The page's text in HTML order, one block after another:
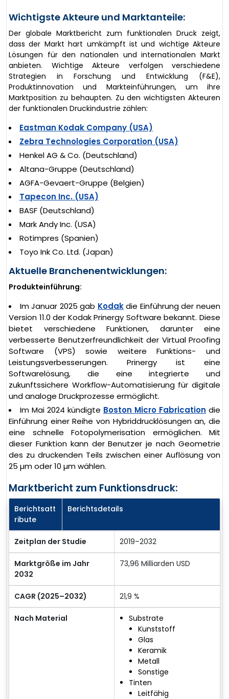
Wichtigste Akteure und Marktanteile:
Der globale Marktbericht zum funktionalen Druck zeigt,
dass der Markt hart umkämpft ist und wichtige Akteure
Lösungen für den nationalen und internationalen Markt
anbieten. Wichtige Akteure verfolgen verschiedene
Strategien in Forschung und Entwicklung (F&E),
Produktinnovation und Markteinführungen, um ihre
Marktposition zu behaupten. Zu den wichtigsten Akteuren
der funktionalen Druckindustrie zählen:
Eastman Kodak Company (USA)
Zebra Technologies Corporation (USA)
Henkel AG & Co. (Deutschland)
Altana-Gruppe (Deutschland)
AGFA-Gevaert-Gruppe (Belgien)
Tapecon Inc. (USA)
BASF (Deutschland)
Mark Andy Inc. (USA)
Rotimpres (Spanien)
Toyo Ink Co. Ltd. (Japan)
Aktuelle Branchenentwicklungen:
Produkteinführung:
Im Januar 2025 gab Kodakdie Einführung der neuen
Version 11.0 der Kodak Prinergy Software bekannt. Diese
bietet verschiedene Funktionen, darunter eine
verbesserte Benutzerfreundlichkeit der Virtual Proofing
Software (VPS) sowie weitere Funktions- und
Leistungsverbesserungen. Prinergy ist eine
Softwarelösung, die eine integrierte und
zukunftssichere Workflow-Automatisierung für digitale
und analoge Druckprozesse ermöglicht.
Im Mai 2024 kündigte Boston Micro Fabrication die
Einführung einer Reihe von Hybriddrucklösungen an, die
eine schnelle Fotopolymerisation ermöglichen. Mit
dieser Funktion kann der Benutzer je nach Geometrie
des zu druckenden Teils zwischen einer Auflösung von
25 µm oder 10 µm wählen.
Marktbericht zum Funktionsdruck:
Berichtsatt
ribute
Berichtsdetails
Zeitplan der Studie 2019–2032
Marktgröße im Jahr
2032
73,96 Milliarden USD
CAGR (2025–2032) 21,9 %
Nach Material
Substrate
Kunststoff
Glas
Keramik
Metall
Sonstige
Tinten
Leitfähig